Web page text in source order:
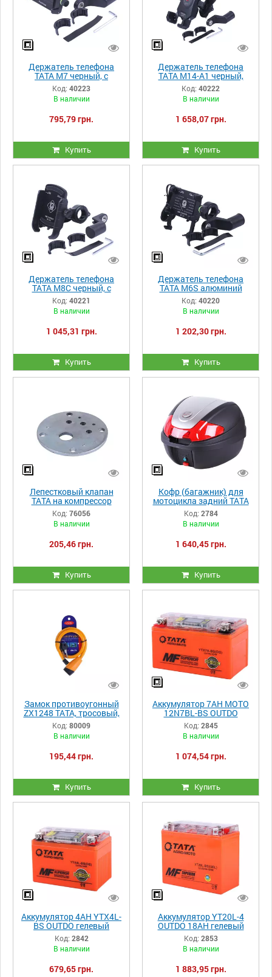
Держатель телефона
ТАТА M7 черный, с
креплением на руль,
Kewiq
Код: 40223
В наличии
795,79 грн.
Купить
Держатель телефона
ТАТА M14-A1 черный,
крепление на руль, с
беспроводной зарядкой,
Kewiq
Код: 40222
В наличии
1 658,07 грн.
Купить
Держатель телефона
ТАТА M8C черный, с
зарядкой, крепление на
руль, Kewiq
Код: 40221
В наличии
1 045,31 грн.
Купить
Держатель телефона
ТАТА M6S алюминий
черный, с беспроводной
зарядкой, с креплением
на руль, Kewiq
Код: 40220
В наличии
1 202,30 грн.
Купить
Лепестковый клапан
ТАТА на компрессор
KADB1008
Код: 76056
В наличии
205,46 грн.
Купить
Кофр (багажник) для
мотоцикла задний ТАТА
YM-0830 (V-30L)
41×40×32 черный с
красным
Код: 2784
В наличии
1 640,45 грн.
Купить
Замок противоугонный
ZX1248 ТАТА, тросовый,
12мм*650мм (под ключ)
Код: 80009
В наличии
195,44 грн.
Купить
Аккумулятор 7АH MOTO
12N7BL-BS OUTDO
гелевый С ДИСПЛЕЕМ
150*87*94mm
оранжевый
Код: 2845
В наличии
1 074,54 грн.
Купить
Аккумулятор 4АH YTX4L-
BS OUTDO гелевый
113*70*85mm С
ДИСПЛЕЕМ оранжевый
Код: 2842
В наличии
679,65 грн.
Аккумулятор YT20L-4
OUTDO 18АH гелевый
177*87*155mm
оранжевый
Код: 2853
В наличии
1 883,95 грн.